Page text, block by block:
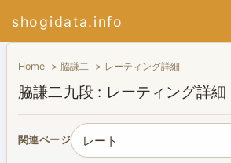
shogidata.info
Home 脇謙二 レーティング詳細
脇謙二九段 : レーティング詳細
関連ページ